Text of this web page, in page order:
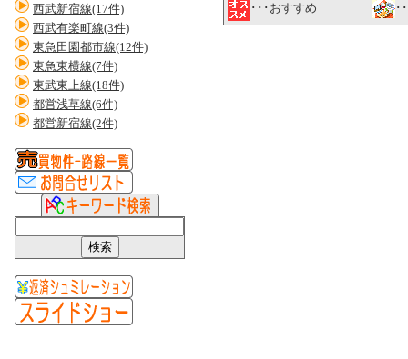
西武新宿線(17件)
西武有楽町線(3件)
東急田園都市線(12件)
東急東横線(7件)
東武東上線(18件)
都営浅草線(6件)
都営新宿線(2件)
･･･おすすめ
･